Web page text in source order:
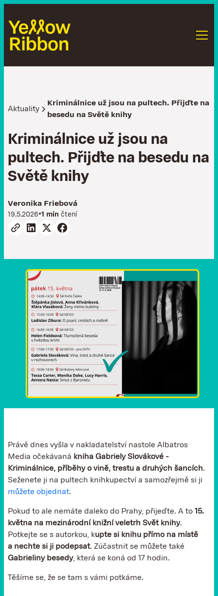
Aktuality
Kriminálnice už jsou na pultech. Přijďte na
besedu na Světě knihy
Kriminálnice už jsou na
pultech. Přijďte na besedu na
Světě knihy
Veronika Friebová
19.5.2026•1 min čtení
Právě dnes vyšla v nakladatelství nastole Albatros
Media očekávaná kniha Gabriely Slovákové -
Kriminálnice, příběhy o vině, trestu a druhých šancích.
Seženete ji na pultech knihkupectví a samozřejmě si ji
můžete objednat.
Pokud to ale nemáte daleko do Prahy, přijeďte. A to 15.
května na mezinárodní knižní veletrh Svět knihy.
Potkejte se s autorkou, kupte si knihu přímo na místě
a nechte si ji podepsat. Zúčastnit se můžete také
Gabrieliny besedy, která se koná od 17 hodin.
Těšíme se, že se tam s vámi potkáme.